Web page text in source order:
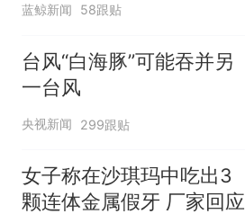
蓝鲸新闻 58跟贴
台风“白海豚”可能吞并另
一台风
央视新闻 299跟贴
女子称在沙琪玛中吃出3
颗连体金属假牙 厂家回应